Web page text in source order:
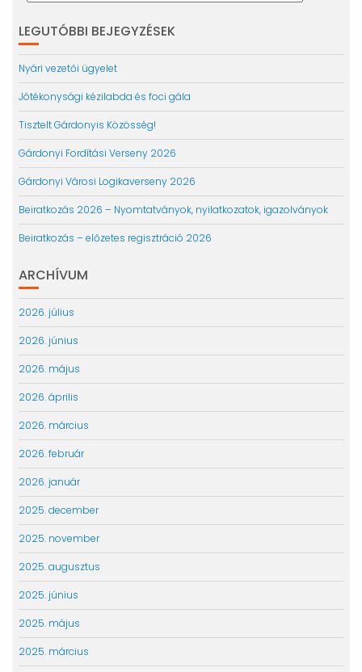
LEGUTÓBBI BEJEGYZÉSEK
Nyári vezetői ügyelet
Jótékonysági kézilabda és foci gála
Tisztelt Gárdonyis Közösség!
Gárdonyi Fordítási Verseny 2026
Gárdonyi Városi Logikaverseny 2026
Beiratkozás 2026 – Nyomtatványok, nyilatkozatok, igazolványok
Beiratkozás – előzetes regisztráció 2026
ARCHÍVUM
2026. július
2026. június
2026. május
2026. április
2026. március
2026. február
2026. január
2025. december
2025. november
2025. augusztus
2025. június
2025. május
2025. március